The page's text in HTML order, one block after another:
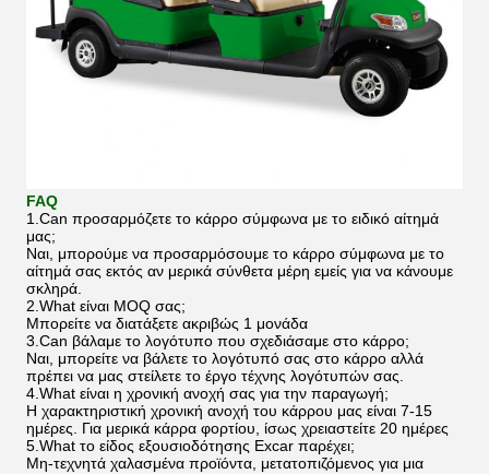
FAQ
1.Can προσαρμόζετε το κάρρο σύμφωνα με το ειδικό αίτημά
μας;
Ναι, μπορούμε να προσαρμόσουμε το κάρρο σύμφωνα με το
αίτημά σας εκτός αν μερικά σύνθετα μέρη εμείς για να κάνουμε
σκληρά.
2.What είναι MOQ σας;
Μπορείτε να διατάξετε ακριβώς 1 μονάδα
3.Can βάλαμε το λογότυπο που σχεδιάσαμε στο κάρρο;
Ναι, μπορείτε να βάλετε το λογότυπό σας στο κάρρο αλλά
πρέπει να μας στείλετε το έργο τέχνης λογότυπών σας.
4.What είναι η χρονική ανοχή σας για την παραγωγή;
Η χαρακτηριστική χρονική ανοχή του κάρρου μας είναι 7-15
ημέρες. Για μερικά κάρρα φορτίου, ίσως χρειαστείτε 20 ημέρες
5.What το είδος εξουσιοδότησης Excar παρέχει;
Μη-τεχνητά χαλασμένα προϊόντα, μετατοπιζόμενος για μια